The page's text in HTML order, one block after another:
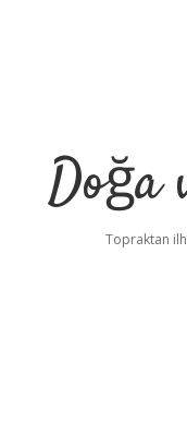
Doğa
Topraktan